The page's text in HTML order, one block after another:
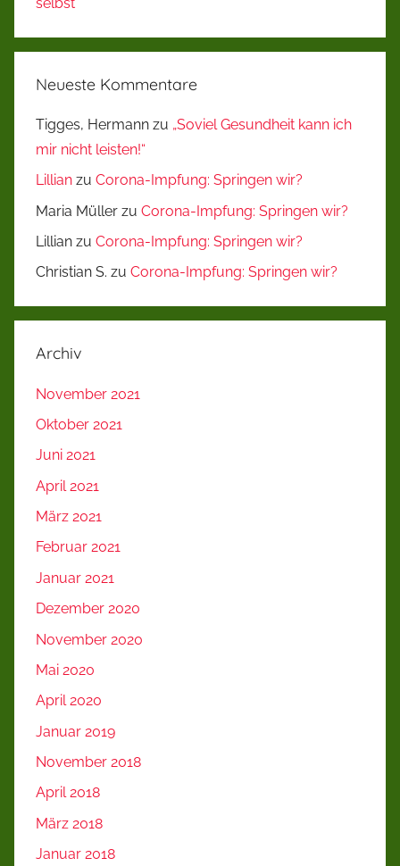
Neueste Kommentare
Tigges, Hermann zu „Soviel Gesundheit kann ich
mir nicht leisten!“
Lillian zu Corona-Impfung: Springen wir?
Maria Müller zu Corona-Impfung: Springen wir?
Lillian zu Corona-Impfung: Springen wir?
Christian S. zu Corona-Impfung: Springen wir?
Archiv
November 2021
Oktober 2021
Juni 2021
April 2021
März 2021
Februar 2021
Januar 2021
Dezember 2020
November 2020
Mai 2020
April 2020
Januar 2019
November 2018
April 2018
März 2018
Januar 2018